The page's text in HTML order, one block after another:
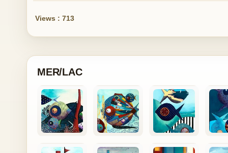
Views : 713
MER/LAC